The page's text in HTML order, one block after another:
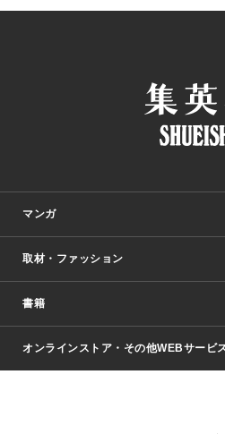
マンガ
少年マンガ
Vジャンプ
週刊ヤングジャンプ
少女マンガ
取材・ファッション
Seventeen
芸能・情報・スポーツ
書籍
文芸・文庫・総合
オンラインストア・その他WEBサービ